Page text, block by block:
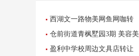
西湖文一路物美网鱼网咖转
让-找店网重点推荐
仓前街道青枫墅园3期 美容美
发
盈利中学校周边文具店转让